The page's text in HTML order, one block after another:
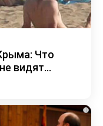
Что
видят...
i